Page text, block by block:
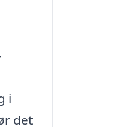
i
det